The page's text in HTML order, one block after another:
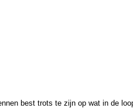
best trots te zijn op wat in de